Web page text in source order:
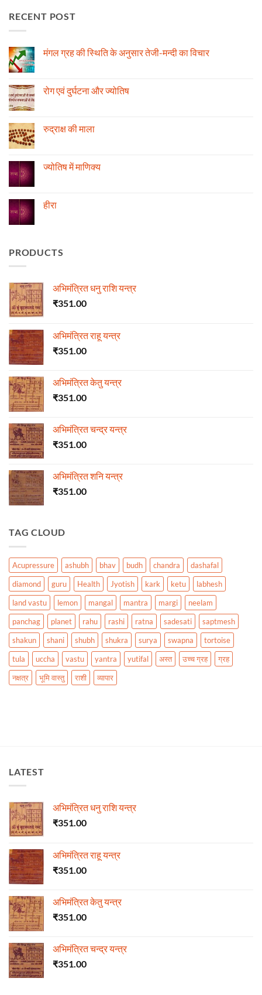
RECENT POST
मंगल ग्रह की स्थिति के अनुसार तेजी-मन्दी का विचार
मंगल
ग्रह
अनुसार
तेजी-
रोग एवं दुर्घटना और ज्योतिष
रोग
एवं
रुद्राक्ष की माला
रुद्राक्ष
की
ज्योतिष में माणिक्य
ज्योतिष
मेंहीरा
PRODUCTS
अभिमंत्रित धनु राशि यन्त्र
₹351.00
अभिमंत्रित राहू यन्त्र
₹351.00
अभिमंत्रित केतु यन्त्र
₹351.00
अभिमंत्रित चन्द्र यन्त्र
₹351.00
अभिमंत्रित शनि यन्त्र
₹351.00
TAG CLOUD
Acupressure ashubh bhav budh chandra
dashafal
diamond
guru Health Jyotish kark ketu
labhesh
land vastu
lemon mangal mantra margi
neelam
panchag
planet rahu rashi ratna sadesati
saptmesh
shakun
shani shubh shukra surya swapna
tortoise
tula
uccha vastu yantra yutifal अस्त उच्च ग्रह
ग्रह
नक्षत्र
भूमि वास्तु राशी व्यापार
LATEST
अभिमंत्रित धनु राशि यन्त्र
₹351.00
अभिमंत्रित राहू यन्त्र
₹351.00
अभिमंत्रित केतु यन्त्र
₹351.00
अभिमंत्रित चन्द्र यन्त्र
₹351.00